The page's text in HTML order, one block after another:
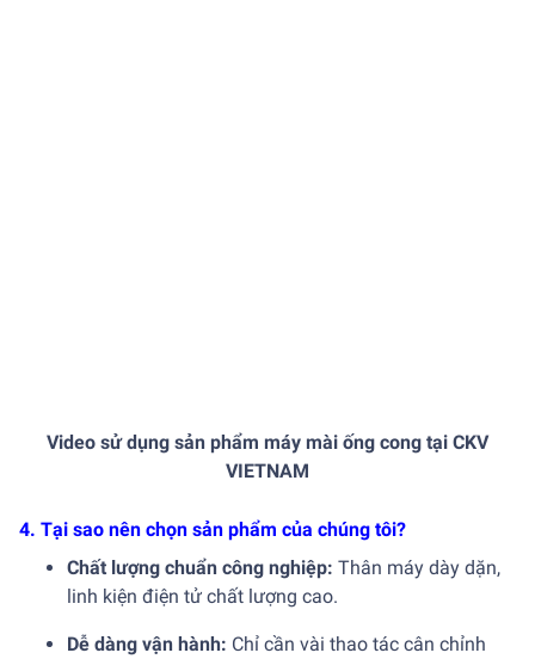
Video sử dụng sản phẩm máy mài ống cong tại CKV
VIETNAM
4. Tại sao nên chọn sản phẩm của chúng tôi?
Chất lượng chuẩn công nghiệp: Thân máy dày dặn,
linh kiện điện tử chất lượng cao.
Dễ dàng vận hành: Chỉ cần vài thao tác cân chỉnh